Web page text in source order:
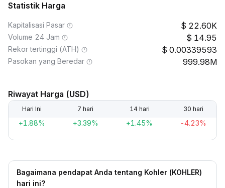
Statistik Harga
Kapitalisasi Pasar 22.60K
Volume 24 Jam 14.95
Rekor tertinggi (ATH) 0.00339593
Pasokan yang Beredar 999.98M
Riwayat Harga (USD)
Hari Ini 7 hari 14 hari 30 hari
+1.88% +3.39% +1.45% -4.23%
Bagaimana pendapat Anda tentang Kohler (KOHLER)
hari ini?